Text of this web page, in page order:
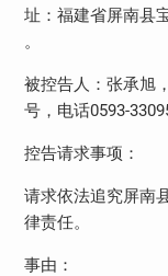
址：福建省屏南县
。
被控告人：张承旭
号，电话0593-
控告请求事项：
请求依法追究屏南
律责任。
事由：